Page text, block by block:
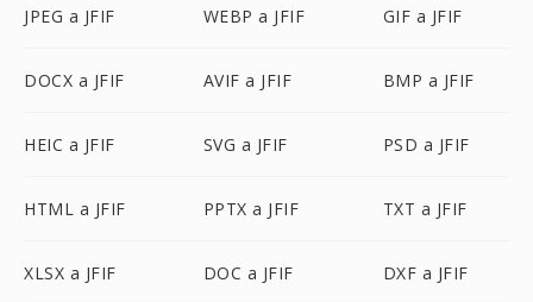
JPEG a JFIF WEBP a JFIF GIF a JFIF
DOCX a JFIF AVIF a JFIF BMP a JFIF
HEIC a JFIF SVG a JFIF PSD a JFIF
HTML a JFIF PPTX a JFIF TXT a JFIF
XLSX a JFIF DOC a JFIF DXF a JFIF